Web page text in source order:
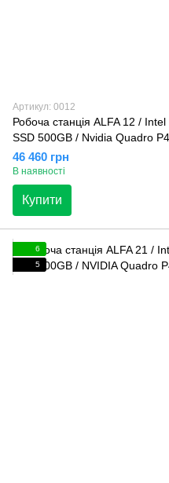
Артикул: 0012
Робоча станція ALFA 12 /
SSD 500GB / Nvidia Quadro
46 460 грн
В наявності
Купити
6
5